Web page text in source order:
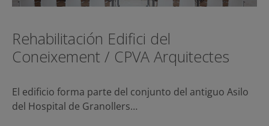
Rehabilitación Edifici del
Coneixement / CPVA Arquitectes
El edificio forma parte del conjunto del antiguo Asilo
del Hospital de Granollers…